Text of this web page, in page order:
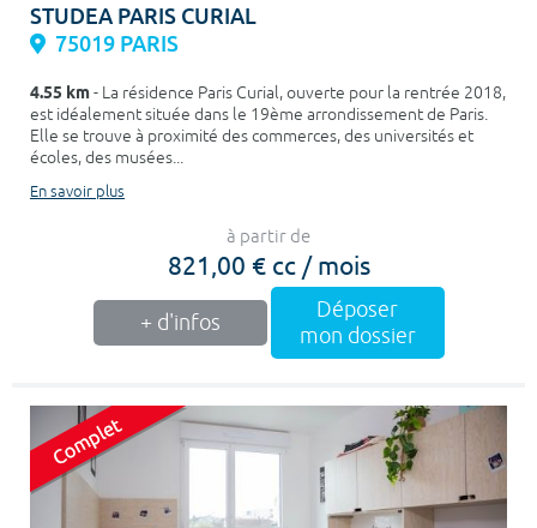
STUDEA PARIS CURIAL
75019 PARIS
4.55 km- La résidence Paris Curial, ouverte pour la rentrée 2018,
est idéalement située dans le 19ème arrondissement de Paris.
Elle se trouve à proximité des commerces, des universités et
écoles, des musées...
En savoir plus
à partir de
821,00 € cc / mois
+ d'infos
Déposer
mon dossier